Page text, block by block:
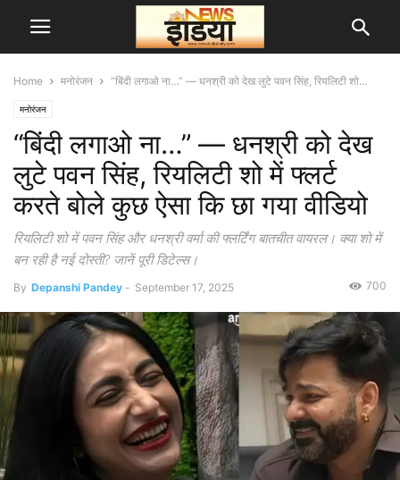
Home मनोरंजन “बिंदी लगाओ ना…” — धनश्री को देख लुटे पवन सिंह, रियलिटी शो...
मनोरंजन
“बिंदी लगाओ ना…” — धनश्री को देख
लुटे पवन सिंह, रियलिटी शो में फ्लर्ट
करते बोले कुछ ऐसा कि छा गया वीडियो
रियलिटी शो में पवन सिंह और धनश्री वर्मा की फ्लर्टिंग बातचीत वायरल। क्या शो में
बन रही है नई दोस्ती? जानें पूरी डिटेल्स।
By Depanshi Pandey - September 17, 2025 700